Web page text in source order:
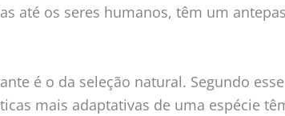
até os seres humanos, têm um
é o da seleção natural. Segundo esse
mais adaptativas de uma espécie